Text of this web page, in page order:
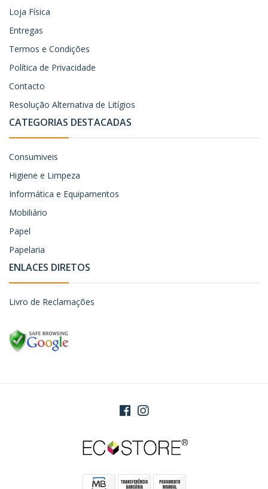
Loja Física
Entregas
Termos e Condições
Política de Privacidade
Contacto
Resolução Alternativa de Litígios
CATEGORIAS DESTACADAS
Consumiveis
Higiene e Limpeza
Informática e Equipamentos
Mobiliário
Papel
Papelaria
ENLACES DIRETOS
Livro de Reclamações